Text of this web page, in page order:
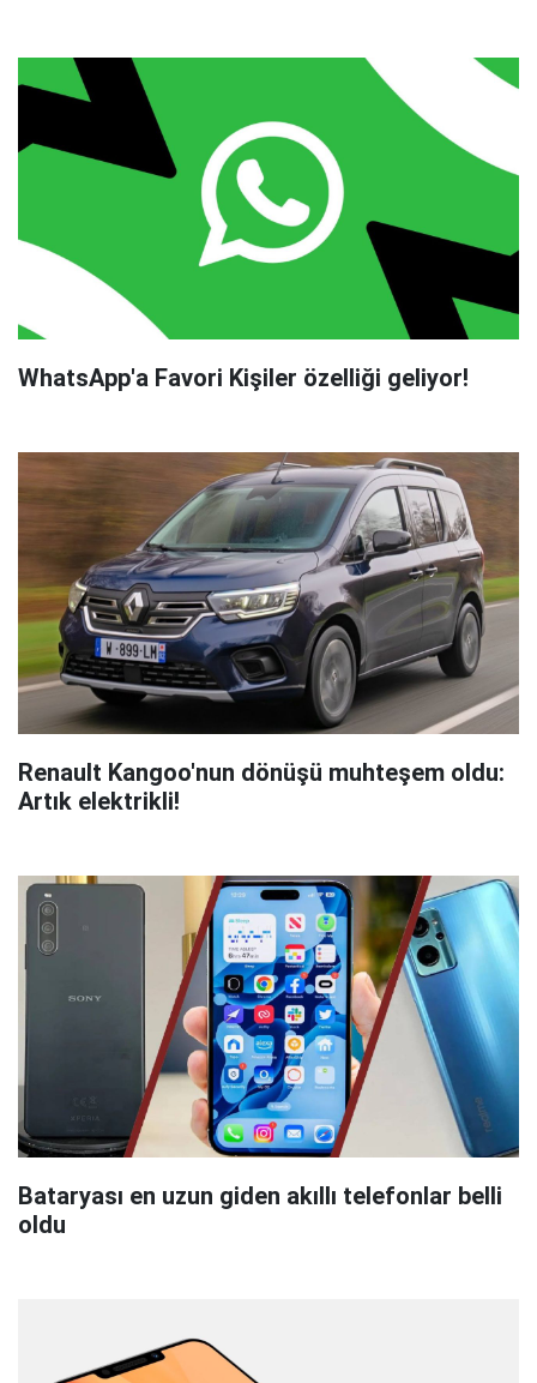
WhatsApp'a Favori Kişiler özelliği geliyor!
Renault Kangoo'nun dönüşü muhteşem oldu:
Artık elektrikli!
Bataryası en uzun giden akıllı telefonlar belli
oldu